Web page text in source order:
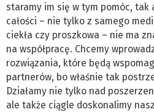
staramy im się w tym pomóc, tak
całości – nie tylko z samego
ciekła czy proszkowa – nie ma
na współpracę. Chcemy
rozwiązania, które będą
partnerów, bo właśnie tak
Działamy nie tylko nad
ale także ciągle doskonalimy